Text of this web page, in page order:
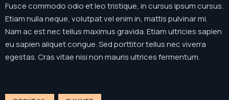
Fusce commodo odio et leo tristique, in cursus ipsum cursus.
Etiam nulla neque, volutpat vel enim in, mattis pulvinar mi.
Nam ac est nec tellus maximus gravida. Etiam ultricies sapien
eu sapien aliquet congue. Sed porttitor tellus nec viverra
egestas. Cras vitae nisi non mauris ultrices fermentum.